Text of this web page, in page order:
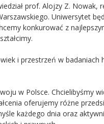
prof. Alojzy Z. Nowak,
Uniwersytet
konkurować z
i przestrzeń w badaniach
w Polsce. Chcielibyśmy
oferujemy różne
każdego dnia oraz